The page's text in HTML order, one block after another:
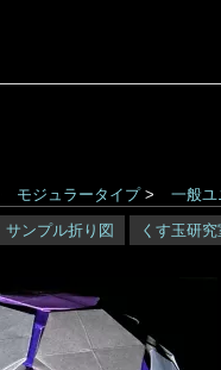
モジュラータイプ>
一般ユ
サンプル折り図 くす玉研究